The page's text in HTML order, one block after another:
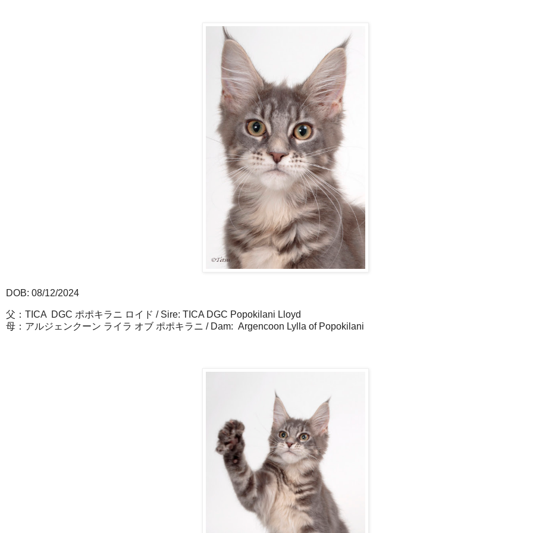
DOB: 08/12/2024
父：TICA DGC ポポキラニ ロイド / Sire: TICA DGC Popokilani Lloyd
母：アルジェンクーン ライラ オブ ポポキラニ / Dam: Argencoon Lylla of Popokilani